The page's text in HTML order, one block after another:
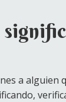
a alguien